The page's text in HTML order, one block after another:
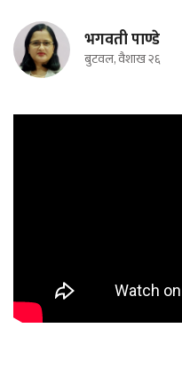
भगवती पाण्डे
बुटवल, वैशाख २६